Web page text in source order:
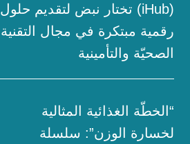
(iHub) تختار نبض لتقديم حلول
رقمية مبتكرة في مجال التقنية
الصحيّة والتأمينية
“الخطّة الغذائية المثالية
لخسارة الوزن”: سلسلة